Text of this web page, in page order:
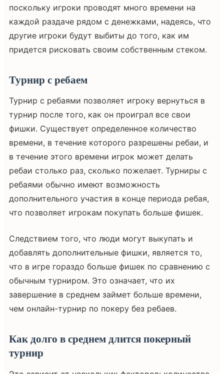
поскольку игроки проводят много времени на
каждой раздаче рядом с денежками, надеясь, что
другие игроки будут выбиты до того, как им
придется рисковать своим собственным стеком.
Турнир с ребаем
Турнир с ребаями позволяет игроку вернуться в
турнир после того, как он проиграл все свои
фишки. Существует определенное количество
времени, в течение которого разрешены ребаи, и
в течение этого времени игрок может делать
ребаи столько раз, сколько пожелает. Турниры с
ребаями обычно имеют возможность
дополнительного участия в конце периода ребая,
что позволяет игрокам покупать больше фишек.
Следствием того, что люди могут выкупать и
добавлять дополнительные фишки, является то,
что в игре гораздо больше фишек по сравнению с
обычным турниром. Это означает, что их
завершение в среднем займет больше времени,
чем онлайн-турнир по покеру без ребаев.
Как долго в среднем длится покерный
турнир